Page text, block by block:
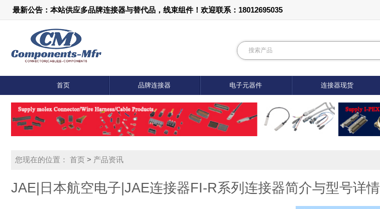
最新公告：本站供应多品牌连接器与替代品，线束组件！欢迎联系：18012695035
首页 品牌连接器 电子元器件 连接器现货
您现在的位置： 首页 > 产品资讯
JAE|日本航空电子|JAE连接器FI-R系列连接器简介与型号详情